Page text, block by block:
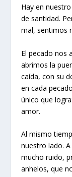
Hay en
de santidad.
mal, sentimos
El pecado nos
abrimos la
caída, con su
en cada
único que
amor.
Al mismo
nuestro lado.
mucho ruido,
anhelos, que